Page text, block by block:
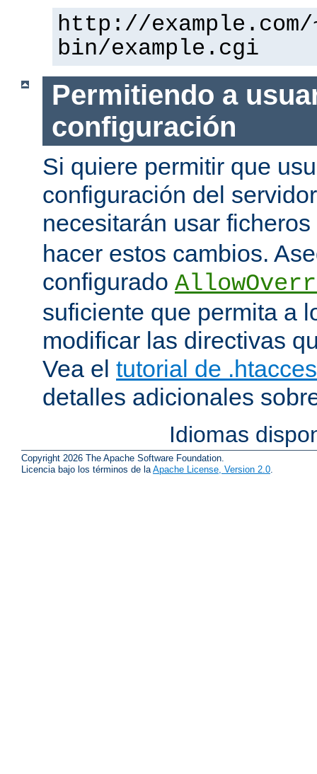
http://
bin/example.cgi
Permitiendo a
configuración
Si quiere permitir que
configuración del
necesitarán usar ficheros
hacer estos cambios.
configurado
suficiente que permita a
modificar las directivas
Vea el tutorial de
detalles adicionales
Idiomas
Copyright 2026 The Apache Software Foundation.
Licencia bajo los términos de laApache License, Version 2.0.